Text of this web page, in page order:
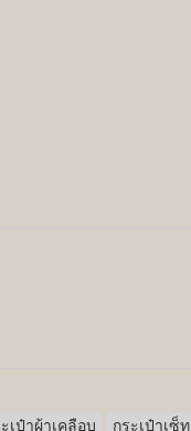
เป๋าผ้าเคลือบ กระเป๋าเซ็ท